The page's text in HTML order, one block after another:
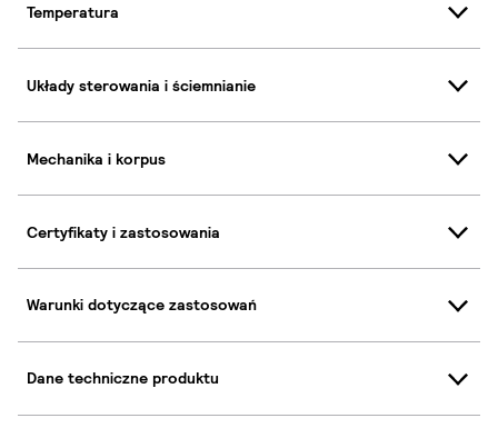
Temperatura
Układy sterowania i ściemnianie
Mechanika i korpus
Certyfikaty i zastosowania
Warunki dotyczące zastosowań
Dane techniczne produktu